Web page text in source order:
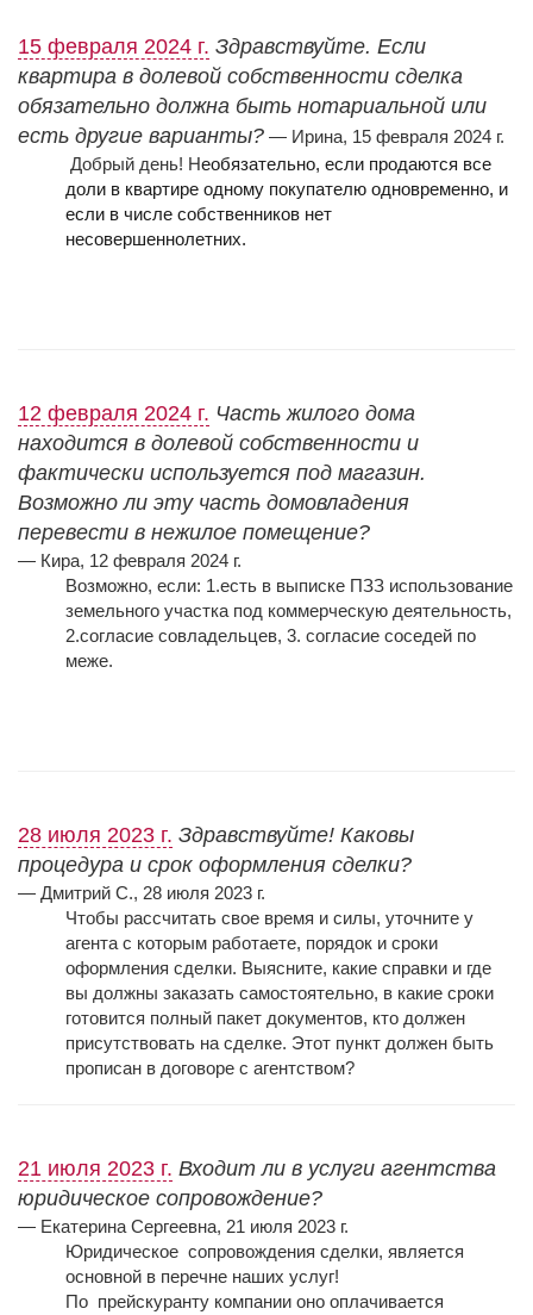
15 февраля 2024 г. Здравствуйте. Если
квартира в долевой собственности сделка
обязательно должна быть нотариальной или
есть другие варианты? — Ирина, 15 февраля 2024 г.
Добрый день! Необязательно, если продаются все
доли в квартире одному покупателю одновременно, и
если в числе собственников нет
несовершеннолетних.
12 февраля 2024 г. Часть жилого дома
находится в долевой собственности и
фактически используется под магазин.
Возможно ли эту часть домовладения
перевести в нежилое помещение?
— Кира, 12 февраля 2024 г.
Возможно, если: 1.есть в выписке ПЗЗ использование
земельного участка под коммерческую деятельность,
2.согласие совладельцев, 3. согласие соседей по
меже.
28 июля 2023 г. Здравствуйте! Каковы
процедура и срок оформления сделки?
— Дмитрий С., 28 июля 2023 г.
Чтобы рассчитать свое время и силы, уточните у
агента с которым работаете, порядок и сроки
оформления сделки. Выясните, какие справки и где
вы должны заказать самостоятельно, в какие сроки
готовится полный пакет документов, кто должен
присутствовать на сделке. Этот пункт должен быть
прописан в договоре с агентством?
21 июля 2023 г. Входит ли в услуги агентства
юридическое сопровождение?
— Екатерина Сергеевна, 21 июля 2023 г.
Юридическое сопровождения сделки, является
основной в перечне наших услуг!
По прейскуранту компании оно оплачивается